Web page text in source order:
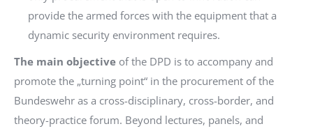
provide the armed forces with the equipment that a
dynamic security environment requires.
The main objective of the DPD is to accompany and
promote the „turning point“ in the procurement of the
Bundeswehr as a cross-disciplinary, cross-border, and
theory-practice forum. Beyond lectures, panels, and